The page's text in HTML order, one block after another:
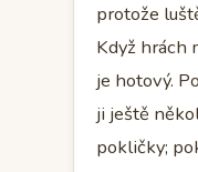
protože
Když hrách
je hotový.
ji ještě
pokličky;